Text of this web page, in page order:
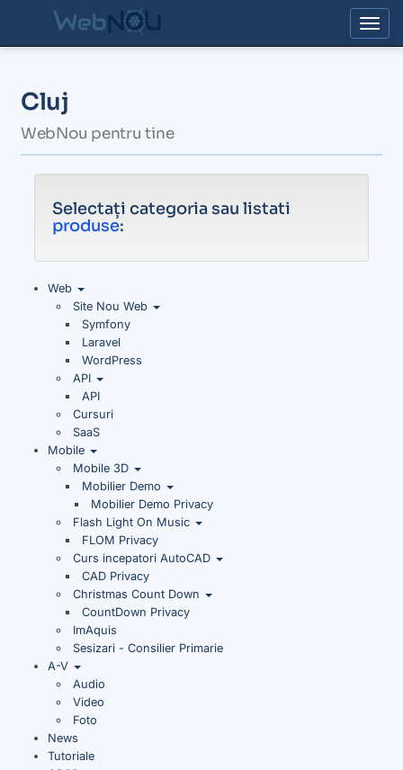
Cluj
WebNou pentru tine
Selectați categoria sau listati
produse:
Web
Site Nou Web
Symfony
Laravel
WordPress
API
API
Cursuri
SaaS
Mobile
Mobile 3D
Mobilier Demo
Mobilier Demo Privacy
Flash Light On Music
FLOM Privacy
Curs incepatori AutoCAD
CAD Privacy
Christmas Count Down
CountDown Privacy
ImAquis
Sesizari - Consilier Primarie
A-V
Audio
Video
Foto
News
Tutoriale